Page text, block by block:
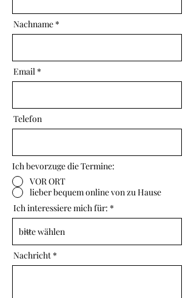
Nachname
Email
Telefon
Ich bevorzuge die Termine:
VOR ORT
lieber bequem online von zu Hause
Ich interessiere mich für:
Nachricht